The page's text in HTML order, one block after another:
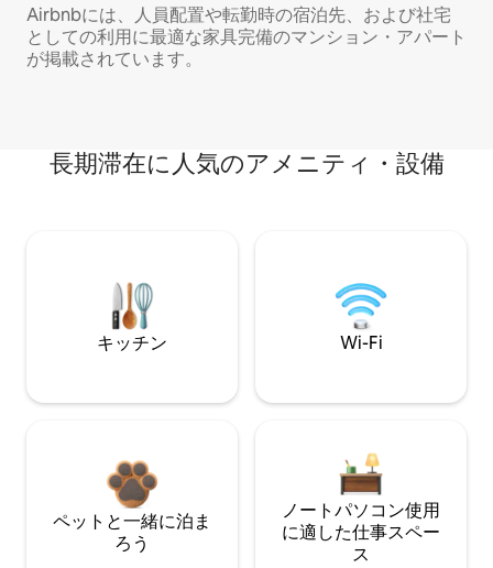
Airbnbには、人員配置や転勤時の宿泊先、および社宅
としての利用に最適な家具完備のマンション・アパート
が掲載されています。
長期滞在に人気のアメニティ・設備
キッチン Wi-Fi
ペットと一緒に泊ま
ろう
ノートパソコン使用
に適した仕事スペー
ス